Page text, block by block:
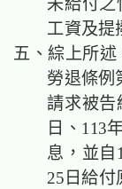
未給付之
工資及提
五、綜上所
勞退條例
請求被告
日、113
息，並自
25日給付